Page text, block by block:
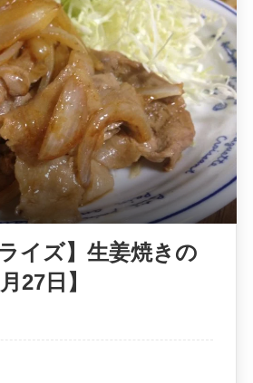
イズ】生姜焼きの
27日】